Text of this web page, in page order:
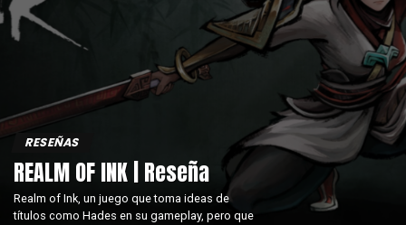
RESEÑAS
REALM OF INK | Reseña
Realm of Ink, un juego que toma ideas de
títulos como Hades en su gameplay, pero que